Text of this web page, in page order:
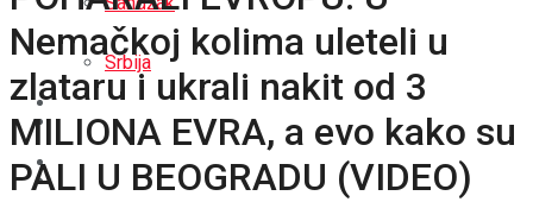
REGIJA
SVIJET
BOŠNJACI
Srbija
REGIJA
SVIJET
Nemačkoj kolima uleteli u
zlataru i ukrali nakit od 3
MILIONA EVRA, a evo kako su
PALI U BEOGRADU (VIDEO)